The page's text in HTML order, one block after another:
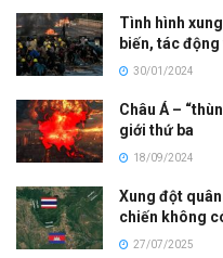
Tình hình
biến, tác động
30/01/2024
Châu Á –
giới thứ ba
18/09/2024
Xung đột
chiến không
27/07/2025